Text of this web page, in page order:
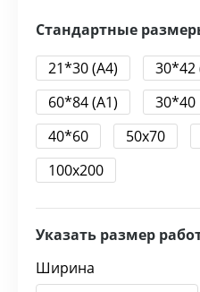
Стандартные
21*30 (А4)
30*42
60*84 (А1)
30*40
40*60
50x70
100x200
Указать размер
Ширина